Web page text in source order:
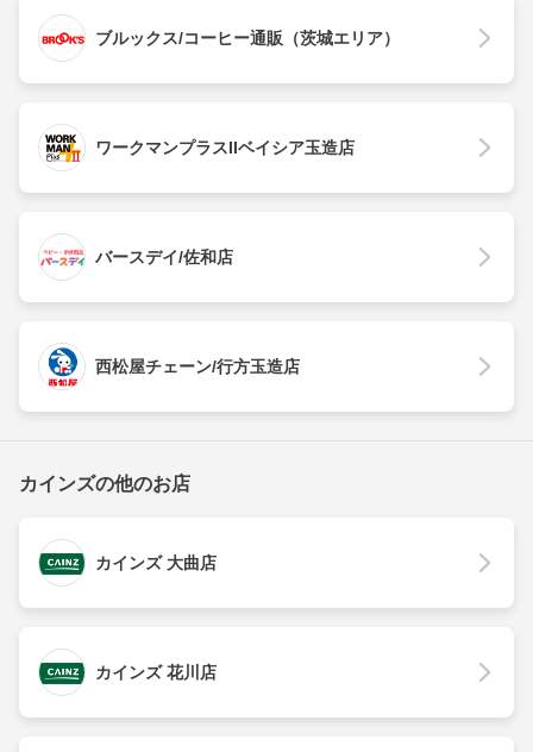
ブルックス/コーヒー通販（茨城エリア）
ワークマンプラスIIベイシア玉造店
バースデイ/佐和店
西松屋チェーン/行方玉造店
カインズの他のお店
カインズ 大曲店
カインズ 花川店